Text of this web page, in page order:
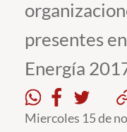
Académicos
Funcionarios
Alumni
English
presentes
Energía
Miercoles 15 de